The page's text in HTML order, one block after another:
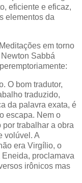
eficiente e eficaz,
elementos da
em torno
Sabbá
O bom tradutor,
traduzido,
da palavra exata, é
escapa. Nem o
por trabalhar a obra
volúvel. A
era Virgílio, o
proclamava
irônicos mas